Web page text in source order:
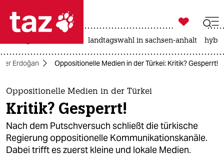
 taz zahl ich
taz zahl ich
themen
politik
öko

taz zahl ich
landtagswahl in sachsen-anhalt
Erdoğan Oppositionelle Medien in der Türkei: Kritik? Gesperrt!
Oppositionelle Medien in der Türkei
Kritik? Gesperrt!
Nach dem Putschversuch schließt die türkische
Regierung oppositionelle Kommunikationskanäle.
Dabei trifft es zuerst kleine und lokale Medien.